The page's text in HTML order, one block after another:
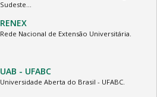
Sudeste…
RENEX
Rede Nacional de Extensão Universitária.
UAB - UFABC
Universidade Aberta do Brasil - UFABC.